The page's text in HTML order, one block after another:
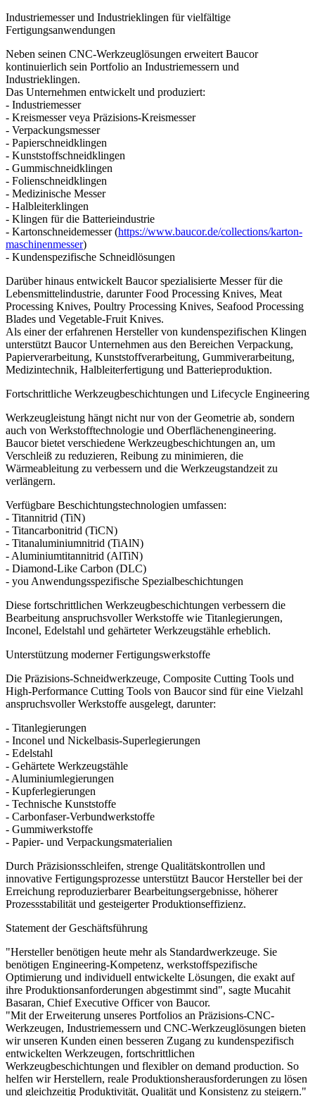
Industriemesser und Industrieklingen für vielfältige
Fertigungsanwendungen
Neben seinen CNC-Werkzeuglösungen erweitert Baucor
kontinuierlich sein Portfolio an Industriemessern und
Industrieklingen.
Das Unternehmen entwickelt und produziert:
- Industriemesser
- Kreismesser veya Präzisions-Kreismesser
- Verpackungsmesser
- Papierschneidklingen
- Kunststoffschneidklingen
- Gummischneidklingen
- Folienschneidklingen
- Medizinische Messer
- Halbleiterklingen
- Klingen für die Batterieindustrie
- Kartonschneidemesser (https://www.baucor.de/collections/karton-
maschinenmesser)
- Kundenspezifische Schneidlösungen
Darüber hinaus entwickelt Baucor spezialisierte Messer für die
Lebensmittelindustrie, darunter Food Processing Knives, Meat
Processing Knives, Poultry Processing Knives, Seafood Processing
Blades und Vegetable-Fruit Knives.
Als einer der erfahrenen Hersteller von kundenspezifischen Klingen
unterstützt Baucor Unternehmen aus den Bereichen Verpackung,
Papierverarbeitung, Kunststoffverarbeitung, Gummiverarbeitung,
Medizintechnik, Halbleiterfertigung und Batterieproduktion.
Fortschrittliche Werkzeugbeschichtungen und Lifecycle Engineering
Werkzeugleistung hängt nicht nur von der Geometrie ab, sondern
auch von Werkstofftechnologie und Oberflächenengineering.
Baucor bietet verschiedene Werkzeugbeschichtungen an, um
Verschleiß zu reduzieren, Reibung zu minimieren, die
Wärmeableitung zu verbessern und die Werkzeugstandzeit zu
verlängern.
Verfügbare Beschichtungstechnologien umfassen:
- Titannitrid (TiN)
- Titancarbonitrid (TiCN)
- Titanaluminiumnitrid (TiAlN)
- Aluminiumtitannitrid (AlTiN)
- Diamond-Like Carbon (DLC)
- you Anwendungsspezifische Spezialbeschichtungen
Diese fortschrittlichen Werkzeugbeschichtungen verbessern die
Bearbeitung anspruchsvoller Werkstoffe wie Titanlegierungen,
Inconel, Edelstahl und gehärteter Werkzeugstähle erheblich.
Unterstützung moderner Fertigungswerkstoffe
Die Präzisions-Schneidwerkzeuge, Composite Cutting Tools und
High-Performance Cutting Tools von Baucor sind für eine Vielzahl
anspruchsvoller Werkstoffe ausgelegt, darunter:
- Titanlegierungen
- Inconel und Nickelbasis-Superlegierungen
- Edelstahl
- Gehärtete Werkzeugstähle
- Aluminiumlegierungen
- Kupferlegierungen
- Technische Kunststoffe
- Carbonfaser-Verbundwerkstoffe
- Gummiwerkstoffe
- Papier- und Verpackungsmaterialien
Durch Präzisionsschleifen, strenge Qualitätskontrollen und
innovative Fertigungsprozesse unterstützt Baucor Hersteller bei der
Erreichung reproduzierbarer Bearbeitungsergebnisse, höherer
Prozessstabilität und gesteigerter Produktionseffizienz.
Statement der Geschäftsführung
"Hersteller benötigen heute mehr als Standardwerkzeuge. Sie
benötigen Engineering-Kompetenz, werkstoffspezifische
Optimierung und individuell entwickelte Lösungen, die exakt auf
ihre Produktionsanforderungen abgestimmt sind", sagte Mucahit
Basaran, Chief Executive Officer von Baucor.
"Mit der Erweiterung unseres Portfolios an Präzisions-CNC-
Werkzeugen, Industriemessern und CNC-Werkzeuglösungen bieten
wir unseren Kunden einen besseren Zugang zu kundenspezifisch
entwickelten Werkzeugen, fortschrittlichen
Werkzeugbeschichtungen und flexibler on demand production. So
helfen wir Herstellern, reale Produktionsherausforderungen zu lösen
und gleichzeitig Produktivität, Qualität und Konsistenz zu steigern."